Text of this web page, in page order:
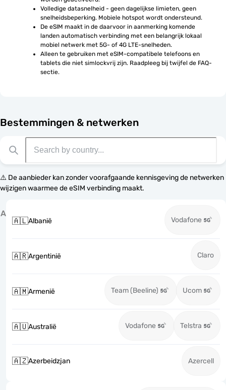
Volledige datasnelheid - geen dagelijkse limieten, geen
snelheidsbeperking. Mobiele hotspot wordt ondersteund.
De eSIM maakt in de daarvoor in aanmerking komende
landen automatisch verbinding met een belangrijk lokaal
mobiel netwerk met 5G- of 4G LTE-snelheden.
Alleen te gebruiken met eSIM-compatibele telefoons en
tablets die niet simlockvrij zijn. Raadpleeg bij twijfel de FAQ-
sectie.
Bestemmingen & netwerken
⚠️ De aanbieder kan zonder voorafgaande kennisgeving de netwerken
wijzigen waarmee de eSIM verbinding maakt.
A
🇦🇱Albanië Vodafone
🇦🇷Argentinië Claro
🇦🇲Armenië Team (Beeline) Ucom
🇦🇺Australië Vodafone Telstra
🇦🇿Azerbeidzjan Azercell